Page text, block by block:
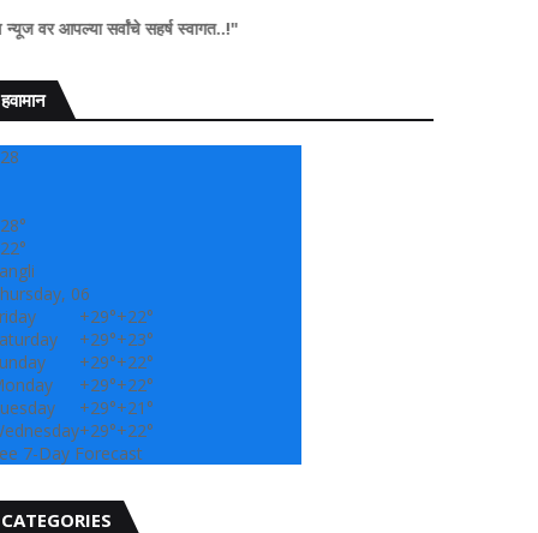
सहर्ष स्वागत..!"
हवामान
28
28°
22°
06
+29°+22°
+29°+23°
+29°+22°
+29°+22°
+29°+21°
+29°+22°
7-Day Forecast
CATEGORIES